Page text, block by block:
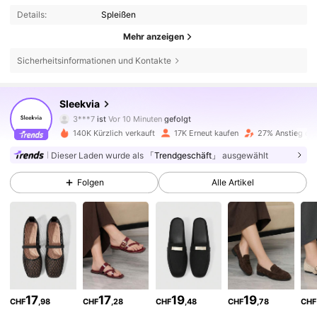
Details: Spleißen
Mehr anzeigen
Sicherheitsinformationen und Kontakte
Sleekvia
j***1 ist am Durchsuchen
4,79
27K Follower
4,79 27K Follower
27K Follower
27K Follower
140K Kürzlich verkauft 17K Erneut kaufen 27% Anstieg
Dieser Laden wurde als 「Trendgeschäft」 ausgewählt
Folgen Alle Artikel
CHF17 ,98 CHF17 ,28 CHF19,48 CHF19 ,78 CHF